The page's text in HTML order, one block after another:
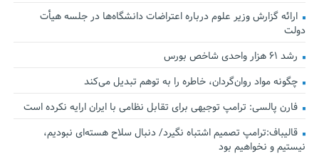
ارائه گزارش وزیر علوم درباره اعتراضات دانشگاه‌ها در جلسه هیأت
دولت
رشد ۶۱ هزار واحدی شاخص بورس
چگونه مواد روان‌گردان، خاطره را به توهم تبدیل می‌کند
فارن پالسی: ترامپ توجیهی برای تقابل نظامی با ایران ارایه نکرده است
قالیباف:ترامپ تصمیم اشتباه نگیرد/ دنبال سلاح هسته‌ای نبودیم،
نیستیم و نخواهیم بود